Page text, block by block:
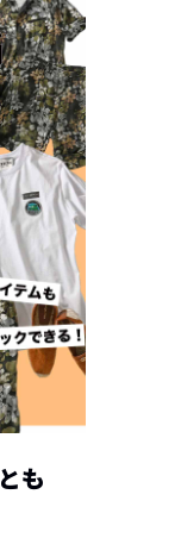
も